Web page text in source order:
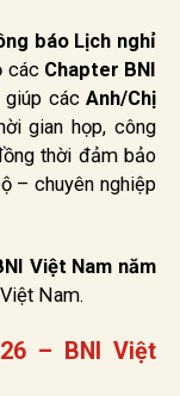
báo Lịch nghỉ
các Chapter BNI
giúp cácAnh/Chị
gian họp, công
thời đảm bảo
– chuyên nghiệp
Việt Nam năm
Nam.
– BNI Việt